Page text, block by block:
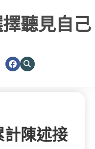
聽見自己
計陳述接